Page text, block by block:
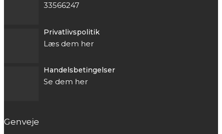
33566247
Privatlivspolitik
Læs dem her
Handelsbetingelser
Se dem her
Genveje